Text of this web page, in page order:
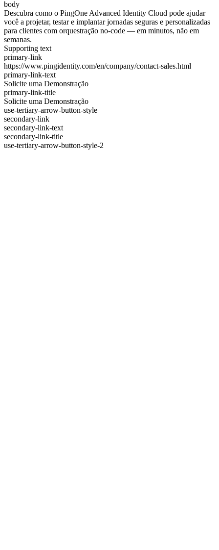
body
Descubra como o PingOne Advanced Identity Cloud pode ajudar
você a projetar, testar e implantar jornadas seguras e personalizadas
para clientes com orquestração no-code — em minutos, não em
semanas.
Supporting text
primary-link
https://www.pingidentity.com/en/company/contact-sales.html
primary-link-text
Solicite uma Demonstração
primary-link-title
Solicite uma Demonstração
use-tertiary-arrow-button-style
secondary-link
secondary-link-text
secondary-link-title
use-tertiary-arrow-button-style-2